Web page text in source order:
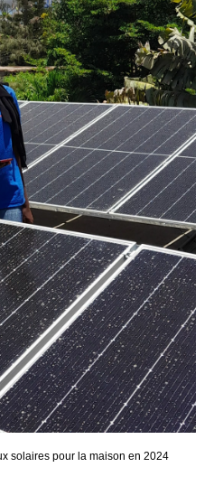
solaires pour la maison en 2024